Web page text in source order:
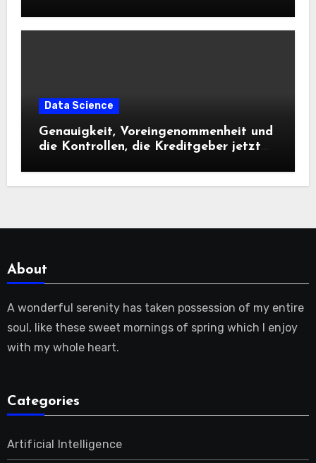
Data Science
Genauigkeit, Voreingenommenheit und
die Kontrollen, die Kreditgeber jetzt
About
A wonderful serenity has taken possession of my entire
soul, like these sweet mornings of spring which I enjoy
with my whole heart.
Categories
Artificial Intelligence